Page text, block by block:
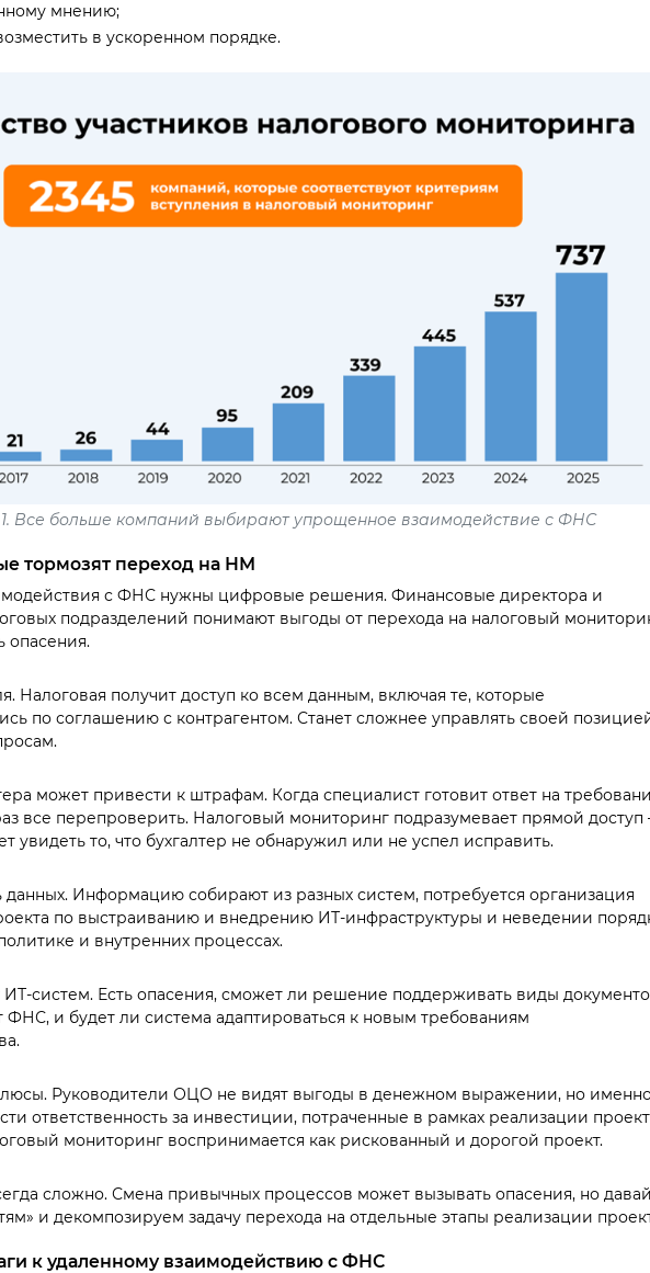
мнению;
в ускоренном порядке.
1. Все больше компаний выбирают упрощенное взаимодействие с ФНС
тормозят переход на НМ
с ФНС нужны цифровые решения. Финансовые директора и
подразделений понимают выгоды от перехода на налоговый
опасения.
Налоговая получит доступ ко всем данным, включая те, которые
по соглашению с контрагентом. Станет сложнее управлять своей
может привести к штрафам. Когда специалист готовит ответ на
все перепроверить. Налоговый мониторинг подразумевает прямой
увидеть то, что бухгалтер не обнаружил или не успел исправить.
данных. Информацию собирают из разных систем, потребуется организация
по выстраиванию и внедрению ИТ-инфраструктуры и неведении
и внутренних процессах.
ИТ-систем. Есть опасения, сможет ли решение поддерживать виды
ФНС, и будет ли система адаптироваться к новым требованиям
Руководители ОЦО не видят выгоды в денежном выражении, но
ответственность за инвестиции, потраченные в рамках реализации
мониторинг воспринимается как рискованный и дорогой проект.
сложно. Смена привычных процессов может вызывать опасения, но
и декомпозируем задачу перехода на отдельные этапы реализации
к удаленному взаимодействию с ФНС